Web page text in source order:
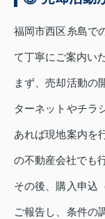
福岡市西区糸島で
て丁寧にご案内い
まず、売却活動の
ターネットやチラ
あれば現地案内を
の不動産会社でも
その後、購入申込
ご報告し、条件の